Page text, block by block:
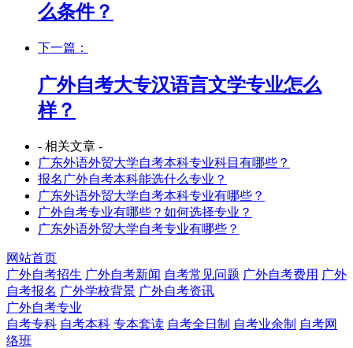
么条件？
下一篇：
广外自考大专汉语言文学专业怎么
样？
- 相关文章 -
广东外语外贸大学自考本科专业科目有哪些？
报名广外自考本科能选什么专业？
广东外语外贸大学自考本科专业有哪些？
广外自考专业有哪些？如何选择专业？
广东外语外贸大学自考专业有哪些？
网站首页
广外自考招生 广外自考新闻 自考常见问题 广外自考费用 广外
自考报名 广外学校背景 广外自考资讯
广外自考专业
自考专科 自考本科 专本套读 自考全日制 自考业余制 自考网
络班